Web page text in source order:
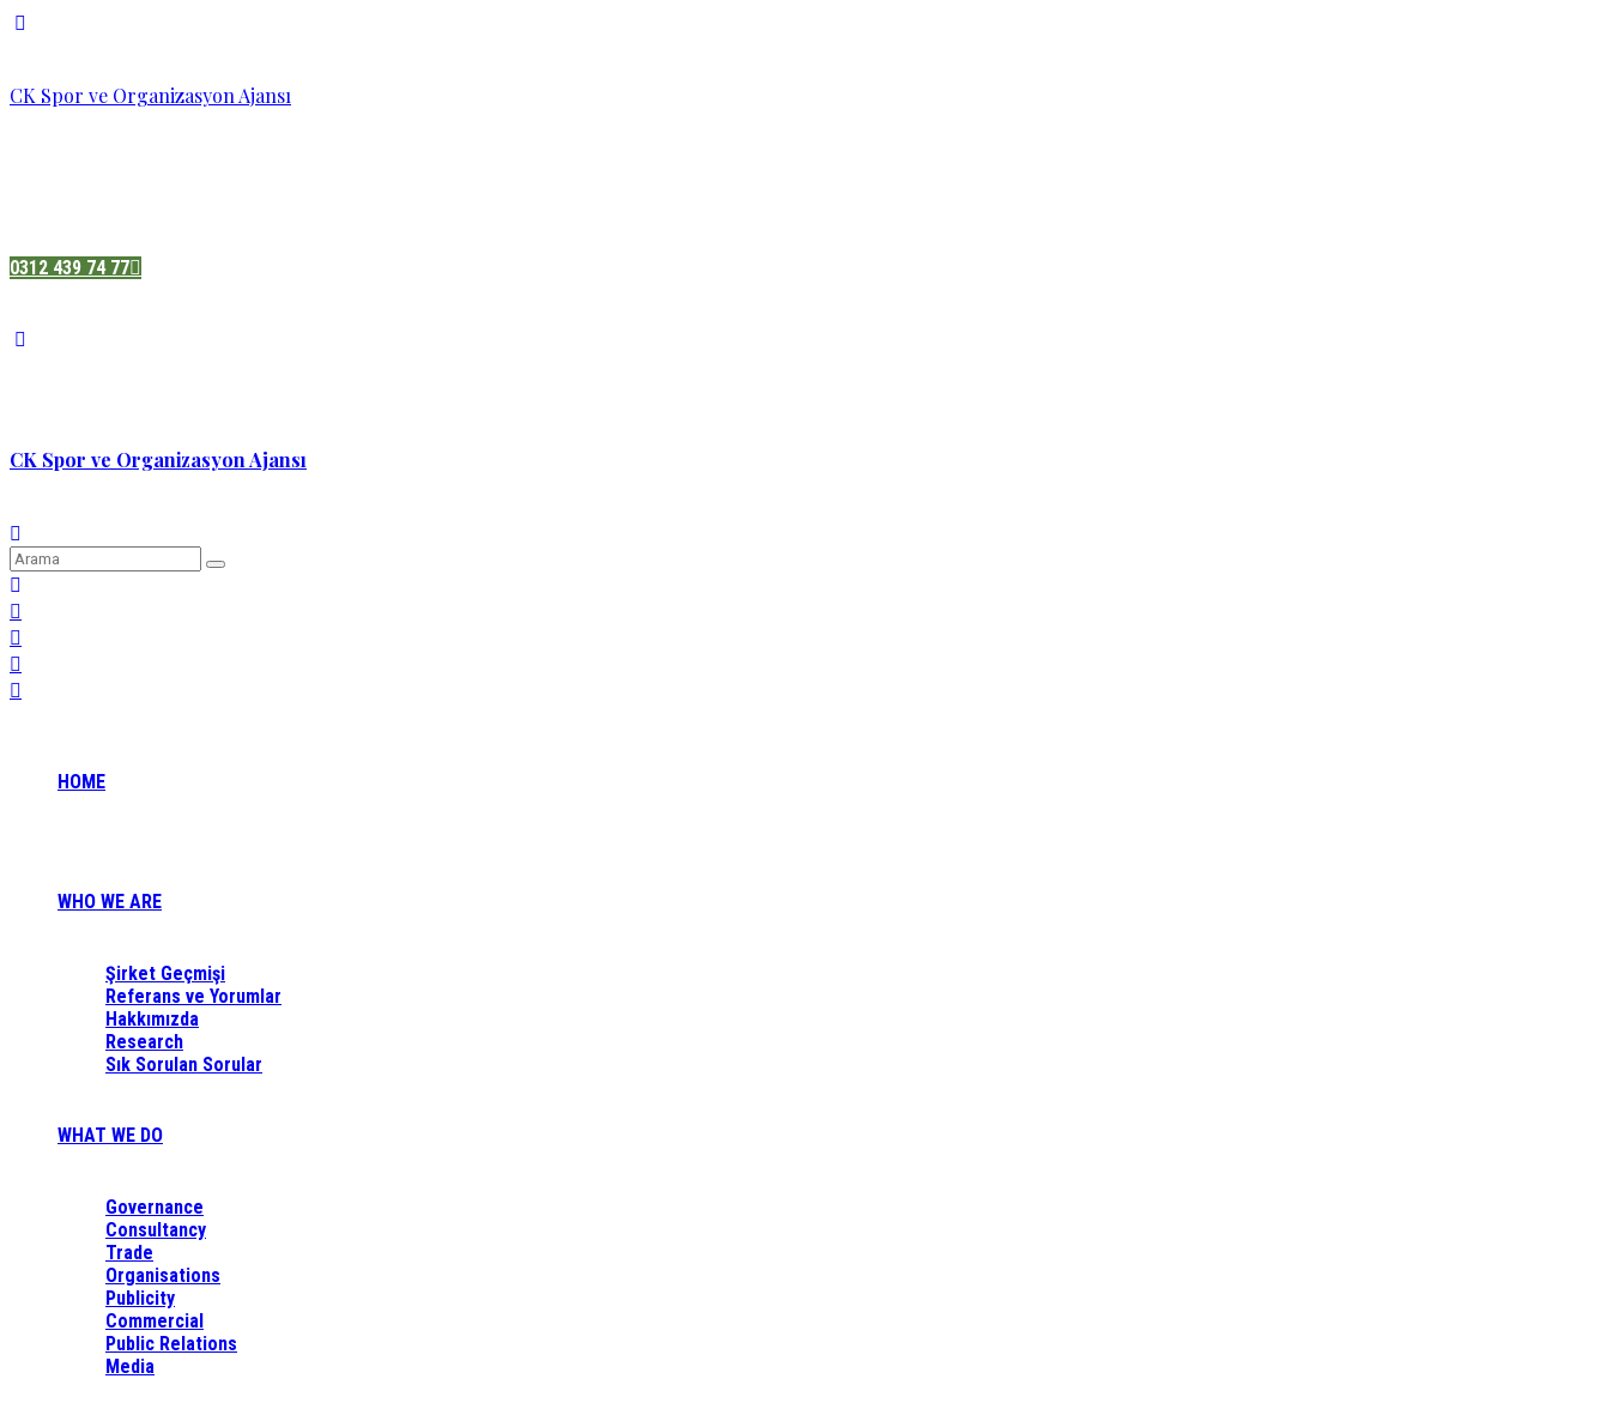
CK Spor ve Organizasyon Ajansı
0312 439 74 77
CK Spor ve Organizasyon Ajansı
HOME
WHO WE ARE
Şirket Geçmişi
Referans ve Yorumlar
Hakkımızda
Research
Sık Sorulan Sorular
WHAT WE DO
Governance
Consultancy
Trade
Organisations
Publicity
Commercial
Public Relations
Media